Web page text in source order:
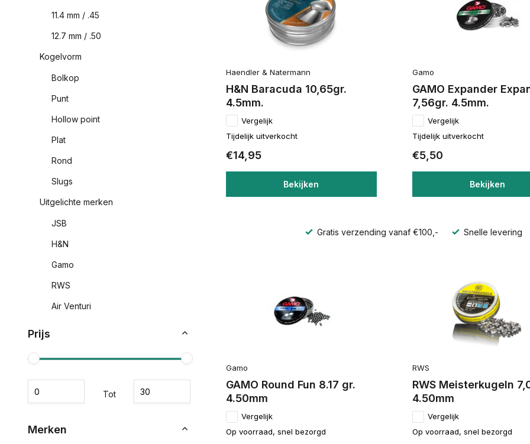
11.4 mm / .45
12.7 mm / .50
Kogelvorm
Bolkop
Punt
Hollow point
Plat
Rond
Slugs
Uitgelichte merken
JSB
H&N
Gamo
RWS
Air Venturi
Prijs
Tot
Merken
Haendler & Natermann
H&N Baracuda 10,65gr.
4.5mm.
Vergelijk
Tijdelijk uitverkocht
€14,95
Bekijken
Gamo
GAMO Expander
7,56gr. 4.5mm.
Vergelijk
Tijdelijk uitverkocht
€5,50
Bekijken
Gratis verzending vanaf €100,- Snelle levering
Gamo
GAMO Round Fun 8.17 gr.
4.50mm
Vergelijk
Op voorraad, snel bezorgd
RWS
RWS Meisterkugeln
4.50mm
Vergelijk
Op voorraad, snel bezorgd